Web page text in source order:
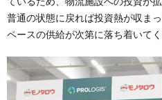
普通の状態に戻れば投資熱が収ま
ペースの供給が次第に落ち着いて